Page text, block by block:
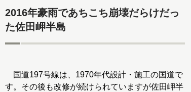
2016年豪雨であちこち崩壊だらけだっ
た佐田岬半島
国道197号線は、1970年代設計・施工の国道で
す。その後も改修が続けられていますが佐田岬半